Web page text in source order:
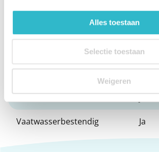
Alles toestaan
Selectie toestaan
Weigeren
3,5 cm
170 g
Vaatwasserbestendig Ja